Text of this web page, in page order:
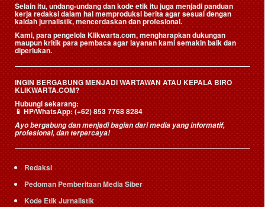
Selain itu, undang-undang dan kode etik itu juga menjadi panduan
kerja redaksi dalam hal memproduksi berita agar sesuai dengan
kaidah jurnalistik, mencerdaskan dan profesional.
Kami, para pengelola Klikwarta.com, mengharapkan dukungan
maupun kritik para pembaca agar layanan kami semakin baik dan
diperlukan.
INGIN BERGABUNG MENJADI WARTAWAN ATAU KEPALA BIRO
KLIKWARTA.COM?
Hubungi sekarang:
📱HP/WhatsApp:(+62) 853 7768 8284
Ayo bergabung dan menjadi bagian dari media yang informatif,
profesional, dan terpercaya!
Redaksi
Pedoman Pemberitaan Media Siber
Kode Etik Jurnalistik